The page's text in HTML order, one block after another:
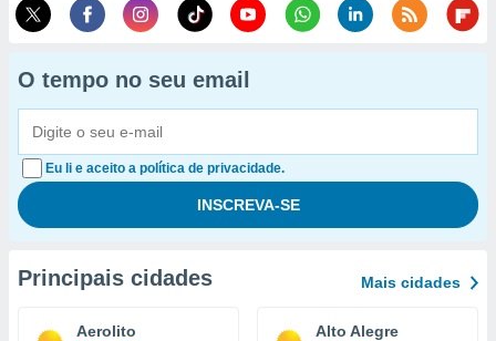
O tempo no seu email
Eu li e aceito a política de privacidade.
Principais cidades Mais cidades
Aerolito Alto Alegre